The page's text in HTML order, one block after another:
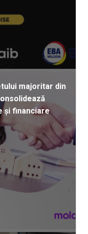
majoritar din
și financiare